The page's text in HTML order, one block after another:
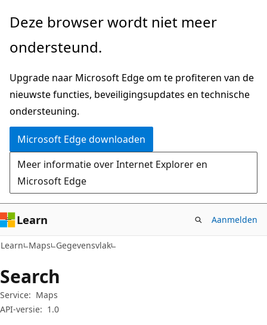
Naar
gaan
Naar
op
pagina
gaan
Deze browser wordt niet meer
ondersteund.
Upgrade naar Microsoft Edge om te profiteren van de
nieuwste functies, beveiligingsupdates en technische
ondersteuning.
Microsoft Edge downloaden
Meer informatie over Internet Explorer en
Microsoft Edge
Learn Aanmelden
Learn Maps Gegevensvlak
Search
Service: Maps
API-versie: 1.0